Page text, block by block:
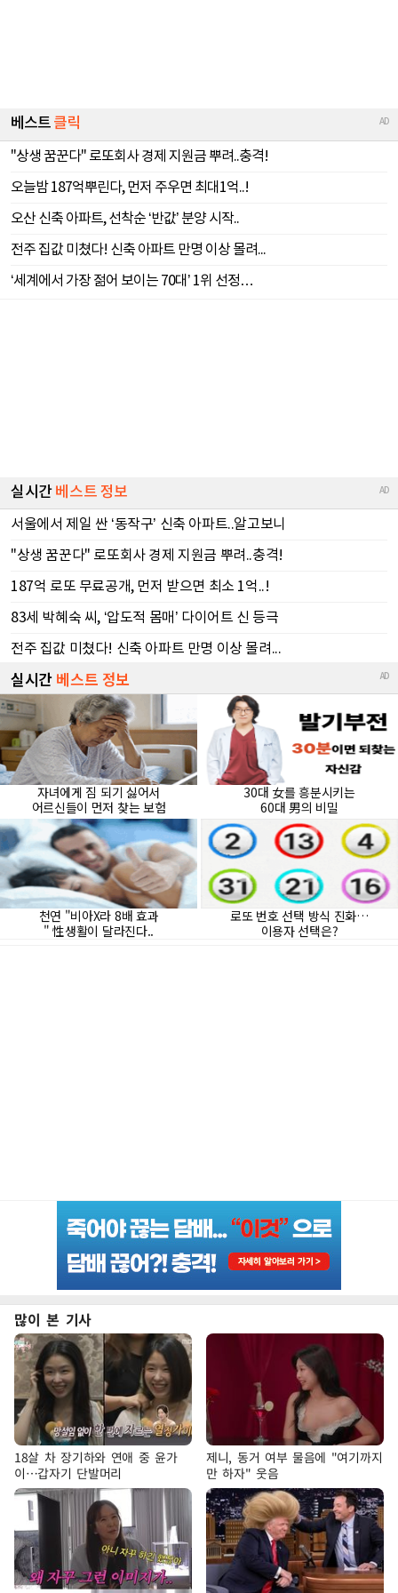
많이 본 기사
18살 차 장기하와 연애 중 윤가
이…갑자기 단발머리
제니, 동거 여부 물음에 "여기까지
만 하자" 웃음